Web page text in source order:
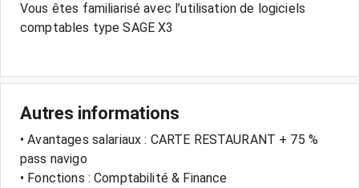
Vous êtes familiarisé avec l’utilisation de logiciels
comptables type SAGE X3
Autres informations
• Avantages salariaux : CARTE RESTAURANT + 75 %
pass navigo
• Fonctions : Comptabilité & Finance